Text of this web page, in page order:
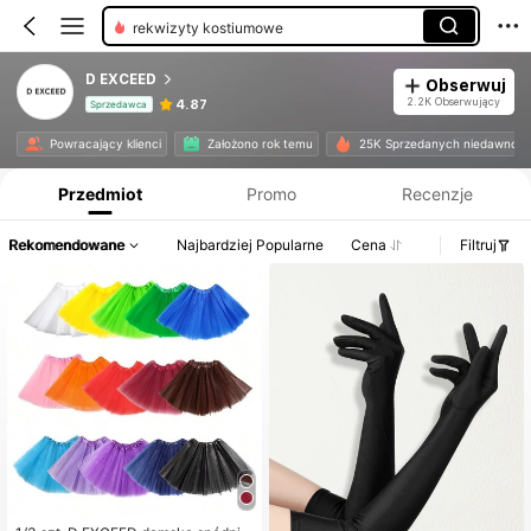
rekwizyty kostiumowe
D EXCEED
Sprzedawca 4.87
Obserwuj
2.2K Obserwujący
Powracający klienci Założono rok temu 25K Sprzedanych niedawno
Informacje o produkcie: Ujawnienie ceny, dane dotyczące sprzedaży i stanu magazynowego.
Przedmiot Promo Recenzje
Rekomendowane Najbardziej Popularne Cena Filtruj